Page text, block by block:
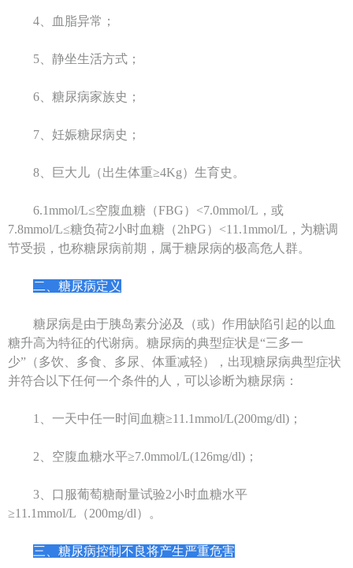
4、血脂异常；
5、静坐生活方式；
6、糖尿病家族史；
7、妊娠糖尿病史；
8、巨大儿（出生体重≥4Kg）生育史。
6.1mmol/L≤空腹血糖（FBG）<7.0mmol/L，或
7.8mmol/L≤糖负荷2小时血糖（2hPG）<11.1mmol/L，为糖调
节受损，也称糖尿病前期，属于糖尿病的极高危人群。
二、糖尿病定义
糖尿病是由于胰岛素分泌及（或）作用缺陷引起的以血
糖升高为特征的代谢病。糖尿病的典型症状是“三多一
少”（多饮、多食、多尿、体重减轻），出现糖尿病典型症状
并符合以下任何一个条件的人，可以诊断为糖尿病：
1、一天中任一时间血糖≥11.1mmol/L(200mg/dl)；
2、空腹血糖水平≥7.0mmol/L(126mg/dl)；
3、口服葡萄糖耐量试验2小时血糖水平
≥11.1mmol/L（200mg/dl）。
三、糖尿病控制不良将产生严重危害